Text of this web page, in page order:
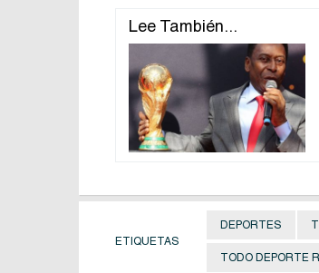
Lee También...
ETIQUETAS
DEPORTES
TODO DEPORTE